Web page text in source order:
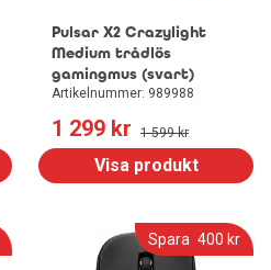
Pulsar X2 Crazylight
Medium trådlös
gamingmus (svart)
Artikelnummer: 989988
1 299 kr 1 599 kr
Visa produkt
Spara 400 kr